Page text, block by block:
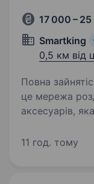
17 000 –
Smartking
0,5 км від
Повна зайнятість. Компанія
це мережа
аксесуарів,
Ми постійно
11 год. тому